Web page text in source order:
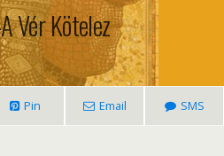
Vér Kötelez
Pin Email SMS